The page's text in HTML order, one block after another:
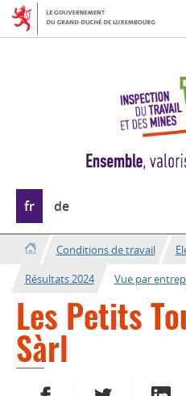
Aller
Aller
au
Changer
de
langue
fr de
Conditions de travail
Résultats 2024
Vue par
Les Petits
Sàrl